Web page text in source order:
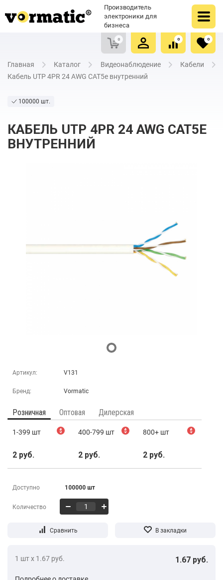
Производитель
электроники для
бизнеса
0
Очистить список сравнения
0
Очистить избранное
0
Главная Каталог Видеонаблюдение
Кабели
Кабель UTP 4PR 24 AWG CAT5e внутренний
100000 шт.
КАБЕЛЬ UTP 4PR 24 AWG CAT5E
ВНУТРЕННИЙ
Артикул: V131
Бренд: Vormatic
Розничная Оптовая Дилерская
1-399 шт $
2 руб.
400-799 шт $
2 руб.
800+ шт $
2 руб.
Доступно 100000 шт
Количество
1 шт х 1.67 руб. 1.67 руб.